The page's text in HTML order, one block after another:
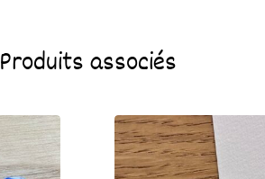
Produits associés